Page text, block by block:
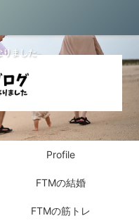
りました
Profile
FTMの結婚
FTMの筋トレ